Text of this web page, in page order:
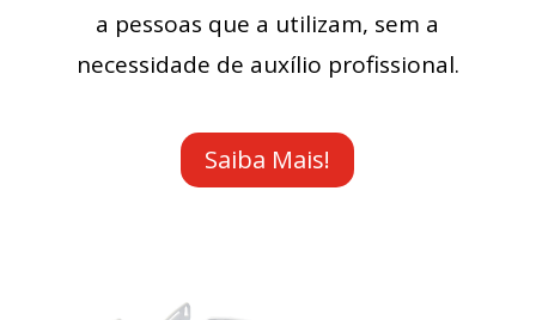
a pessoas que a utilizam, sem a
necessidade de auxílio profissional.
Saiba Mais!